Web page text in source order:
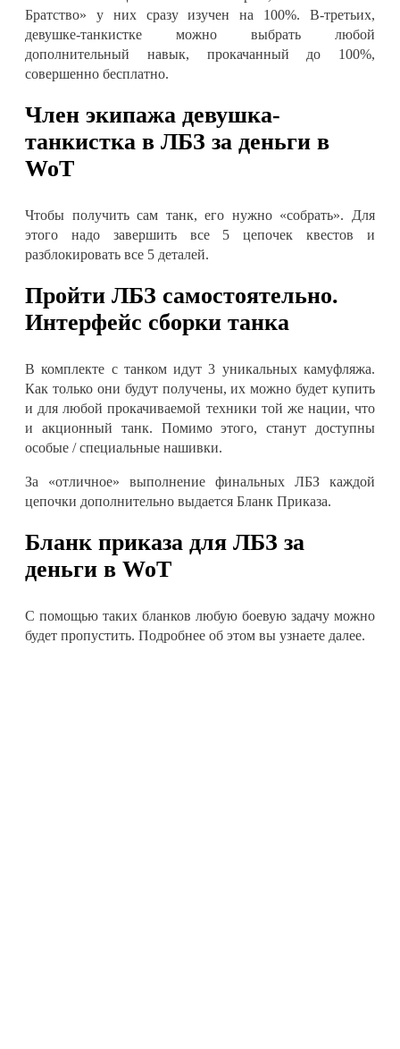
Братство» у них сразу изучен на 100%. В-третьих,
девушке-танкистке можно выбрать любой
дополнительный навык, прокачанный до 100%,
совершенно бесплатно.
Член экипажа девушка-
танкистка в ЛБЗ за деньги в
WoT
Чтобы получить сам танк, его нужно «собрать». Для
этого надо завершить все 5 цепочек квестов и
разблокировать все 5 деталей.
Пройти ЛБЗ самостоятельно.
Интерфейс сборки танка
В комплекте с танком идут 3 уникальных камуфляжа.
Как только они будут получены, их можно будет купить
и для любой прокачиваемой техники той же нации, что
и акционный танк. Помимо этого, станут доступны
особые / специальные нашивки.
За «отличное» выполнение финальных ЛБЗ каждой
цепочки дополнительно выдается Бланк Приказа.
Бланк приказа для ЛБЗ за
деньги в WoT
С помощью таких бланков любую боевую задачу можно
будет пропустить. Подробнее об этом вы узнаете далее.